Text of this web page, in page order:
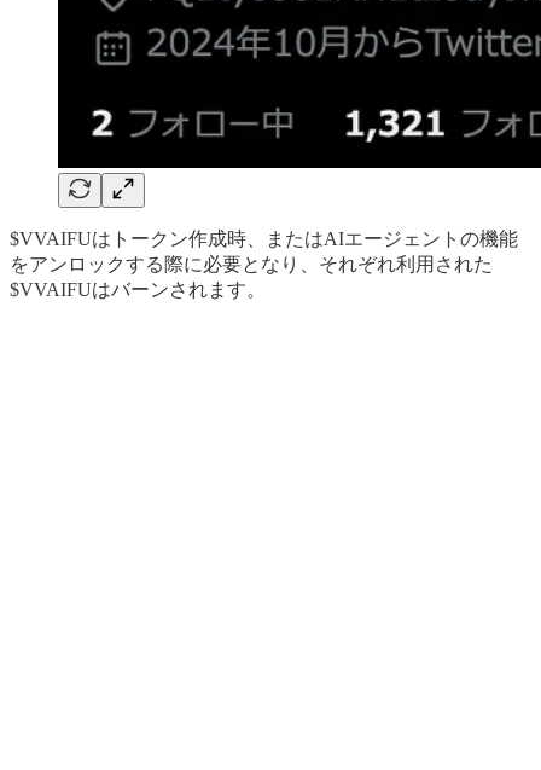
$VVAIFUはトークン作成時、またはAIエージェントの機能
をアンロックする際に必要となり、それぞれ利用された
$VVAIFUはバーンされます。